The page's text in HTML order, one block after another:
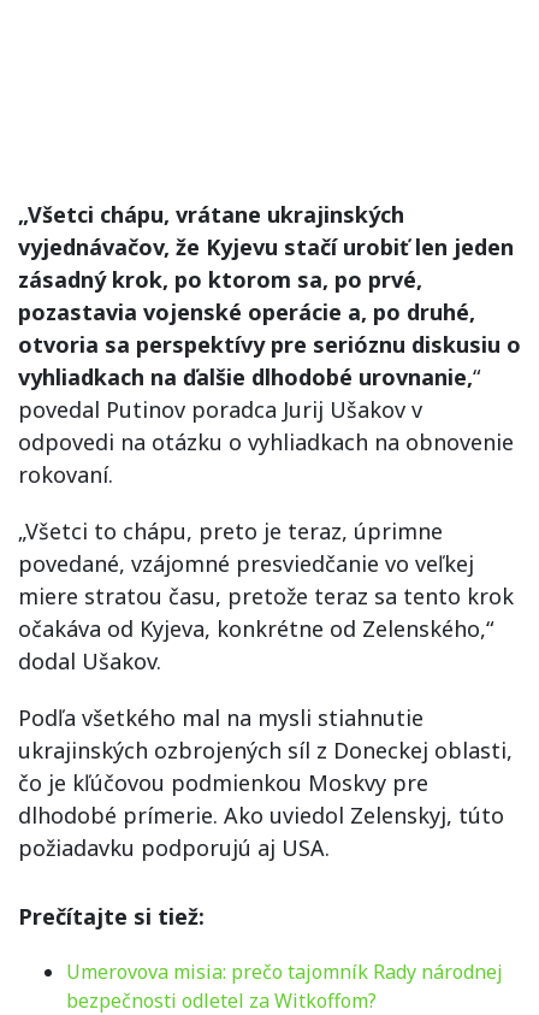
„Všetci chápu, vrátane ukrajinských
vyjednávačov, že Kyjevu stačí urobiť len jeden
zásadný krok, po ktorom sa, po prvé,
pozastavia vojenské operácie a, po druhé,
otvoria sa perspektívy pre serióznu diskusiu o
vyhliadkach na ďalšie dlhodobé urovnanie,“
povedal Putinov poradca Jurij Ušakov v
odpovedi na otázku o vyhliadkach na obnovenie
rokovaní.
„Všetci to chápu, preto je teraz, úprimne
povedané, vzájomné presviedčanie vo veľkej
miere stratou času, pretože teraz sa tento krok
očakáva od Kyjeva, konkrétne od Zelenského,“
dodal Ušakov.
Podľa všetkého mal na mysli stiahnutie
ukrajinských ozbrojených síl z Doneckej oblasti,
čo je kľúčovou podmienkou Moskvy pre
dlhodobé prímerie. Ako uviedol Zelenskyj, túto
požiadavku podporujú aj USA.
Prečítajte si tiež:
Umerovova misia: prečo tajomník Rady národnej
bezpečnosti odletel za Witkoffom?